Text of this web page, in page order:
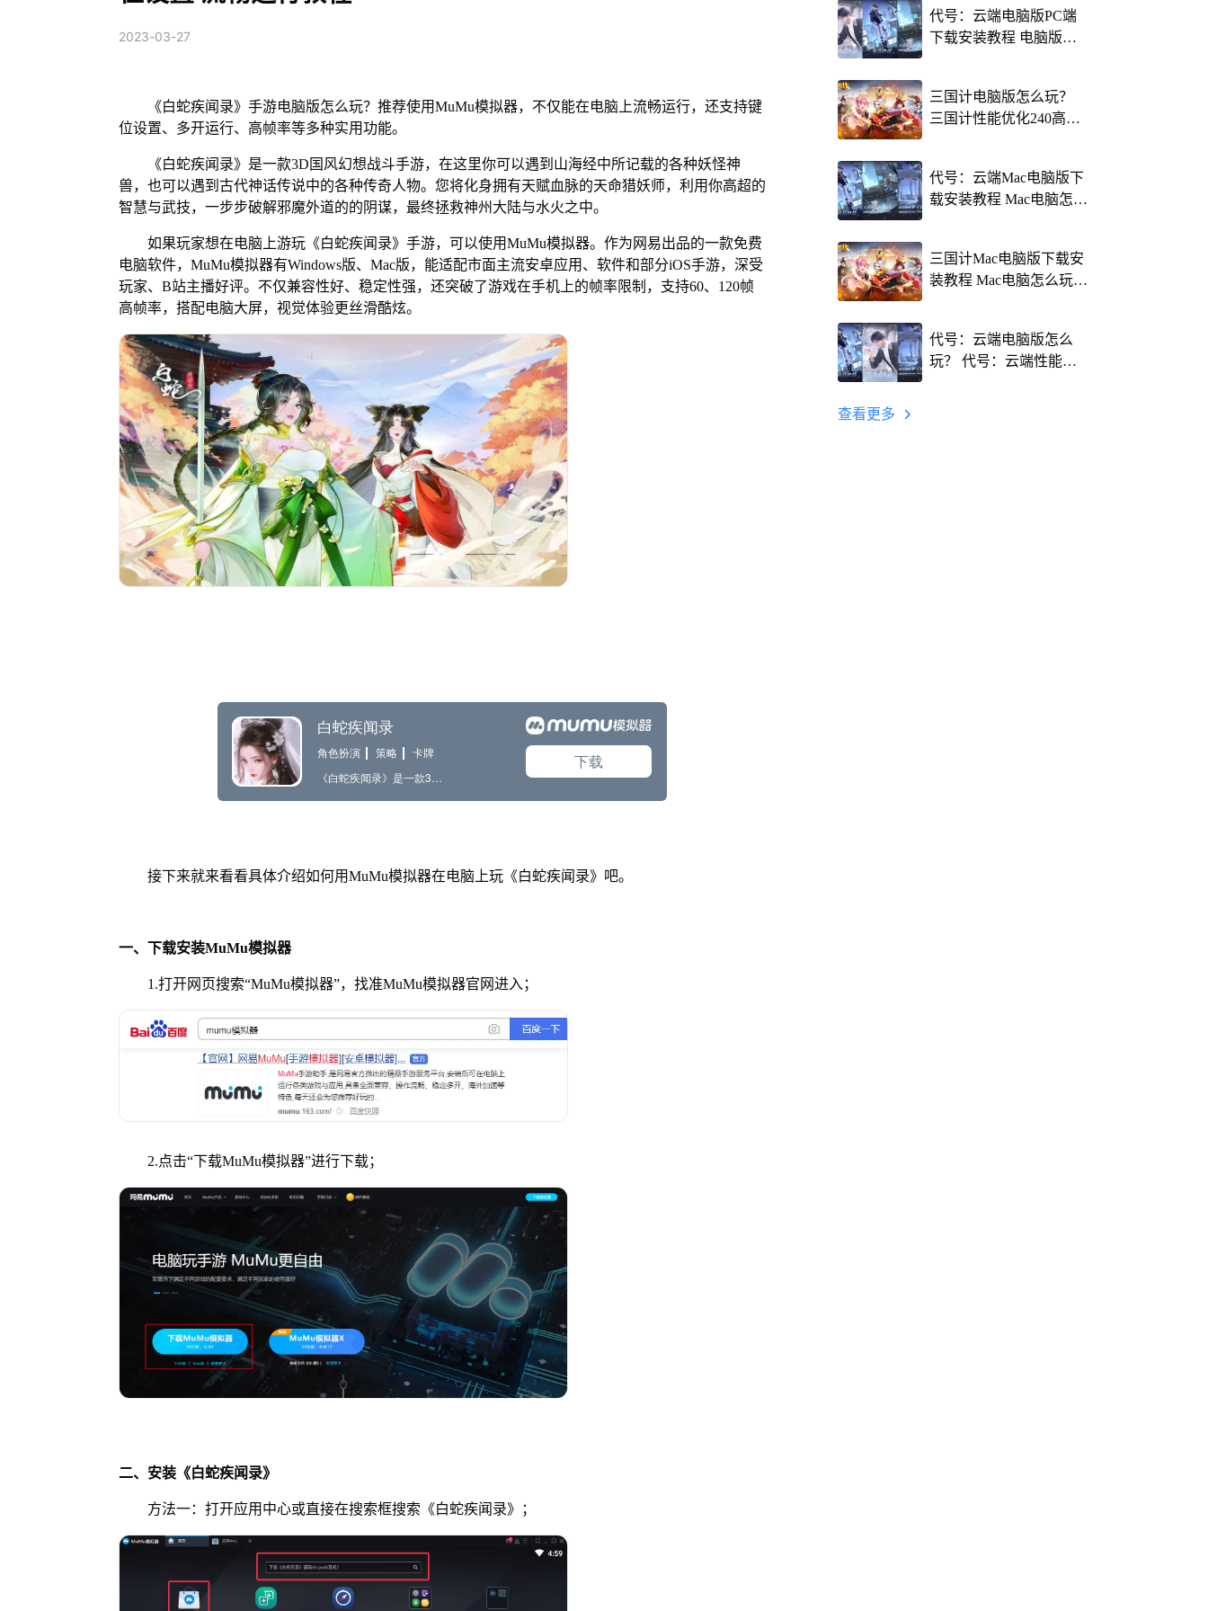
2023-03-27
《白蛇疾闻录》手游电脑版怎么玩？推荐使用MuMu模拟器，不仅能在电脑上流畅运行，还支持键
位设置、多开运行、高帧率等多种实用功能。
《白蛇疾闻录》是一款3D国风幻想战斗手游，在这里你可以遇到山海经中所记载的各种妖怪神
兽，也可以遇到古代神话传说中的各种传奇人物。您将化身拥有天赋血脉的天命猎妖师，利用你高超的
智慧与武技，一步步破解邪魔外道的的阴谋，最终拯救神州大陆与水火之中。
如果玩家想在电脑上游玩《白蛇疾闻录》手游，可以使用MuMu模拟器。作为网易出品的一款免费
电脑软件，MuMu模拟器有Windows版、Mac版，能适配市面主流安卓应用、软件和部分iOS手游，深受
玩家、B站主播好评。不仅兼容性好、稳定性强，还突破了游戏在手机上的帧率限制，支持60、120帧
高帧率，搭配电脑大屏，视觉体验更丝滑酷炫。
接下来就来看看具体介绍如何用MuMu模拟器在电脑上玩《白蛇疾闻录》吧。
一、下载安装MuMu模拟器
1.打开网页搜索“MuMu模拟器”，找准MuMu模拟器官网进入；
2.点击“下载MuMu模拟器”进行下载；
二、安装《白蛇疾闻录》
方法一：打开应用中心或直接在搜索框搜索《白蛇疾闻录》；
代号：云端电脑版PC端
下载安装教程 电脑版怎
三国计电脑版怎么玩？
三国计性能优化240高帧
代号：云端Mac电脑版下
载安装教程 Mac电脑怎么
三国计Mac电脑版下载安
装教程 Mac电脑怎么玩三
代号：云端电脑版怎么
玩？ 代号：云端性能优
查看更多